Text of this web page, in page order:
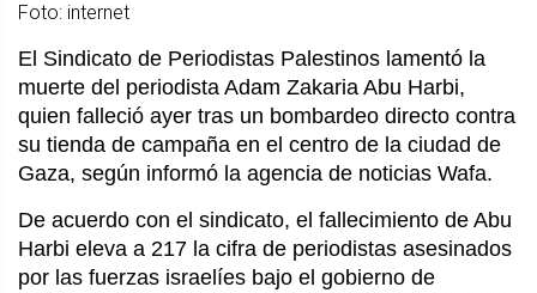
Foto: internet
El Sindicato de Periodistas Palestinos lamentó la
muerte del periodista Adam Zakaria Abu Harbi,
quien falleció ayer tras un bombardeo directo contra
su tienda de campaña en el centro de la ciudad de
Gaza, según informó la agencia de noticias Wafa.
De acuerdo con el sindicato, el fallecimiento de Abu
Harbi eleva a 217 la cifra de periodistas asesinados
por las fuerzas israelíes bajo el gobierno de